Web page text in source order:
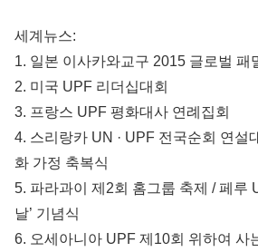
세계뉴스:
1. 일본 이사카와교구 2015 글로벌 패
2. 미국 UPF 리더십대회
3. 프랑스 UPF 평화대사 연례집회
4. 스리랑카 UN · UPF 전국순회 연설
화 가정 축복식
5. 파라과이 제2회 홈그룹 축제 / 페루
날’ 기념식
6. 오세아니아 UPF 제10회 위하여 사